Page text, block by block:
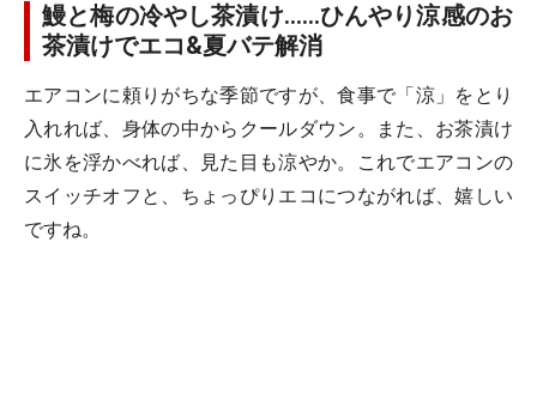
鰻と梅の冷やし茶漬け……ひんやり涼感のお
茶漬けでエコ&夏バテ解消
エアコンに頼りがちな季節ですが、食事で「涼」をとり
入れれば、身体の中からクールダウン。また、お茶漬け
に氷を浮かべれば、見た目も涼やか。これでエアコンの
スイッチオフと、ちょっぴりエコにつながれば、嬉しい
ですね。